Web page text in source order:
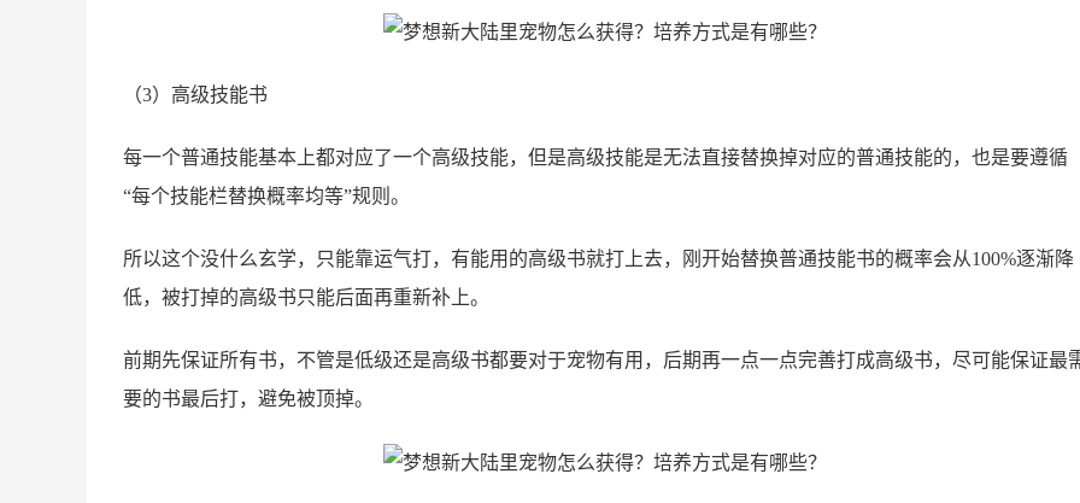
（3）高级技能书
每一个普通技能基本上都对应了一个高级技能，但是高级技能是无法直接替换掉对应的普通技能的，也是要遵循
“每个技能栏替换概率均等”规则。
所以这个没什么玄学，只能靠运气打，有能用的高级书就打上去，刚开始替换普通技能书的概率会从100%逐渐降
低，被打掉的高级书只能后面再重新补上。
前期先保证所有书，不管是低级还是高级书都要对于宠物有用，后期再一点一点完善打成高级书，尽可能保证最
要的书最后打，避免被顶掉。